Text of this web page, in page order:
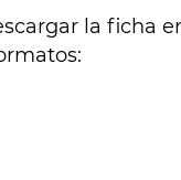
la ficha